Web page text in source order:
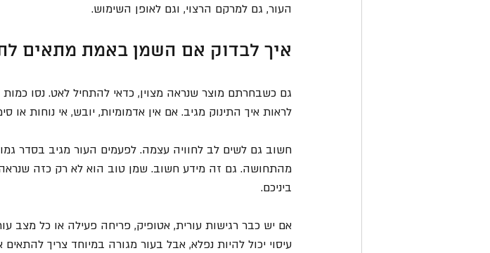
העור, גם למרקם הרצוי, וגם לאופן השימוש.
איך לבדוק אם השמן באמת מתאים
גם כשבחרתם מוצר שנראה מצוין, כדאי להתחיל לאט. נסו
לראות איך התינוק מגיב. אם אין אדמומיות, יובש, אי נוחות או
חשוב גם לשים לב לחוויה עצמה. לפעמים העור מגיב בסדר
מהתחושה. גם זה מידע חשוב. שמן טוב הוא לא רק כזה
ביניכם.
אם יש כבר רגישות עורית, אטופיק, פריחה פעילה או כל מצב
עיסוי יכול להיות נפלא, אבל בעור מגורה במיוחד צריך